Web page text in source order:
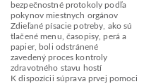
bezpečnostné protokoly podľa
pokynov miestnych orgánov
Zdieľané písacie potreby, ako sú
tlačené menu, časopisy, perá a
papier, boli odstránené
zavedený proces kontroly
zdravotného stavu hostí
K dispozícii súprava prvej pomoci